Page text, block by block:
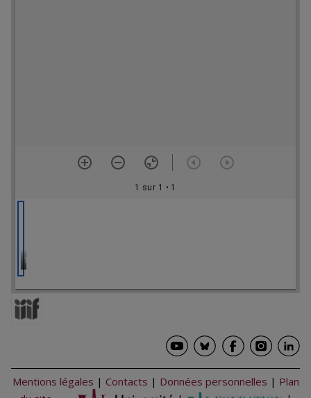
1 sur 1 • 1
1
Mentions légales | Contacts | Données personnelles | Plan